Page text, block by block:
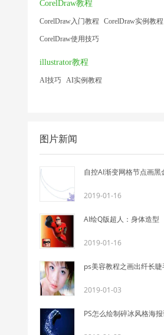
CorelDraw教程
CorelDraw入门教程 CorelDraw实例教程
CorelDraw使用技巧
illustrator教程
AI技巧 AI实例教程
图片新闻
自控AI渐变网格节点画黑
2019-01-16
AI绘Q版超人：身体造型
2019-01-16
ps美容教程之画出纤长睫
2019-01-03
PS怎么绘制碎冰风格海